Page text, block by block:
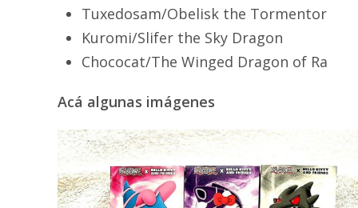
Tuxedosam/Obelisk the Tormentor
Kuromi/Slifer the Sky Dragon
Chococat/The Winged Dragon of Ra
Acá algunas imágenes